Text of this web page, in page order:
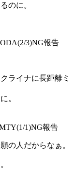
のに。
3)NG報告
ライナに長距離ミ
。
1)NG報告
の人だからなぁ。